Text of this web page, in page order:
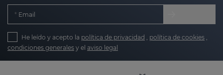
Email
He leído y acepto la política de privacidad política de cookies
condiciones generales y el aviso legal